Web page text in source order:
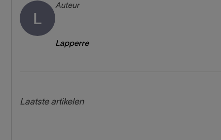
L
Auteur
Lapperre
Laatste artikelen